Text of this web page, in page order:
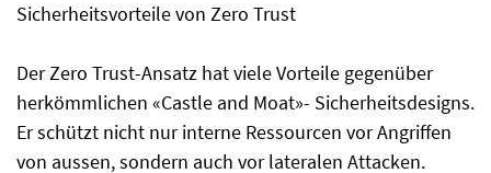
Sicherheitsvorteile von Zero Trust
Der Zero Trust-Ansatz hat viele Vorteile gegenüber
herkömmlichen «Castle and Moat»- Sicherheitsdesigns.
Er schützt nicht nur interne Ressourcen vor Angriffen
von aussen, sondern auch vor lateralen Attacken.